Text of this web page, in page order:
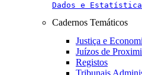
Dados e
Cadernos Temáticos
Justiça e
Juízos de
Registos
Tribunais